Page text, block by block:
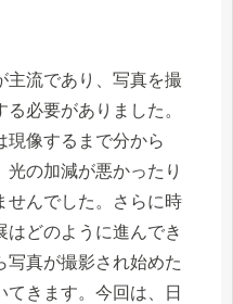
主流であり、写真を撮
必要がありました。
現像するまで分から
の加減が悪かったり
せんでした。さらに時
どのように進んでき
写真が撮影され始めた
きます。今回は、日